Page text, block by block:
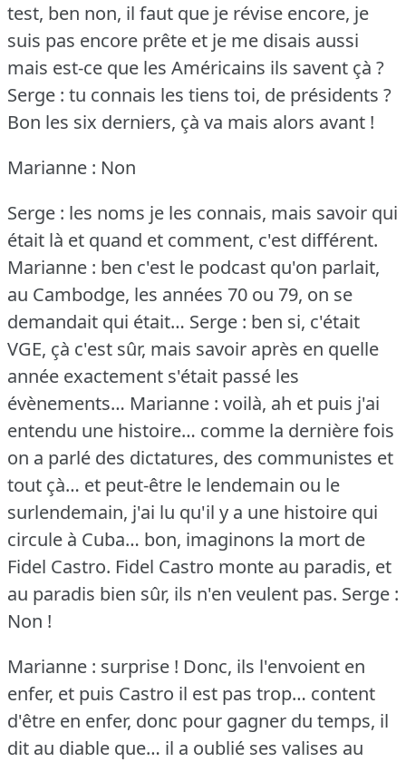
test, ben non, il faut que je révise encore, je
suis pas encore prête et je me disais aussi
mais est-ce que les Américains ils savent çà ?
Serge : tu connais les tiens toi, de présidents ?
Bon les six derniers, çà va mais alors avant !
Marianne : Non
Serge : les noms je les connais, mais savoir qui
était là et quand et comment, c'est différent.
Marianne : ben c'est le podcast qu'on parlait,
au Cambodge, les années 70 ou 79, on se
demandait qui était… Serge : ben si, c'était
VGE, çà c'est sûr, mais savoir après en quelle
année exactement s'était passé les
évènements… Marianne : voilà, ah et puis j'ai
entendu une histoire… comme la dernière fois
on a parlé des dictatures, des communistes et
tout çà… et peut-être le lendemain ou le
surlendemain, j'ai lu qu'il y a une histoire qui
circule à Cuba… bon, imaginons la mort de
Fidel Castro. Fidel Castro monte au paradis, et
au paradis bien sûr, ils n'en veulent pas. Serge :
Non !
Marianne : surprise ! Donc, ils l'envoient en
enfer, et puis Castro il est pas trop… content
d'être en enfer, donc pour gagner du temps, il
dit au diable que… il a oublié ses valises au